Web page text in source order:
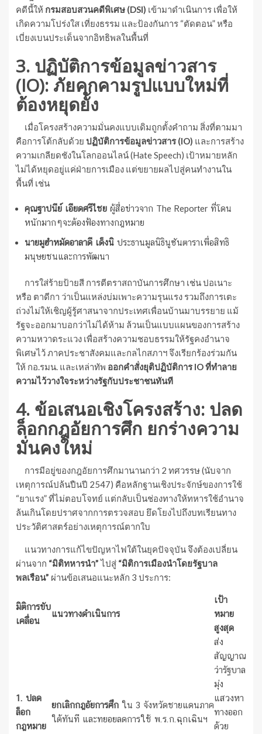
คดีนี้ให้ กรมสอบสวนคดีพิเศษ (DSI) เข้ามาดำเนินการ เพื่อให้
เกิดความโปร่งใส เที่ยงธรรม และป้องกันการ “ตัดตอน” หรือ
เบี่ยงเบนประเด็นจากอิทธิพลในพื้นที่
3. ปฏิบัติการข้อมูลข่าวสาร
(IO): ภัยคุกคามรูปแบบใหม่ที่
ต้องหยุดยั้ง
เมื่อโครงสร้างความมั่นคงแบบเดิมถูกตั้งคำถาม สิ่งที่ตามมา
คือการโต้กลับด้วย ปฏิบัติการข้อมูลข่าวสาร (IO) และการสร้าง
ความเกลียดชังในโลกออนไลน์ (Hate Speech) เป้าหมายหลัก
ไม่ได้หยุดอยู่แค่ฝ่ายการเมือง แต่ขยายผลไปสู่คนทำงานใน
พื้นที่ เช่น
คุณฐาปนีย์ เอียดศรีไชย ผู้สื่อข่าวจาก The Reporter ที่โดน
หนักมากๆจะต้องฟ้องทางกฎหมาย
นายมูฮำหมัดอาลาดี เด็งนิ ประธานมูลนิธินูซันตาราเพื่อสิทธิ
มนุษยชนและการพัฒนา
การใส่ร้ายป้ายสี การตีตราสถาบันการศึกษา เช่น ปอเนาะ
หรือ ตาดีกา ว่าเป็นแหล่งบ่มเพาะความรุนแรง รวมถึงการเตะ
ถ่วงไม่ให้เชิญผู้รู้ศาสนาจากประเทศเพื่อนบ้านมาบรรยาย แม้
รัฐจะออกมาบอกว่าไม่ได้ห้าม ล้วนเป็นแบบแผนของการสร้าง
ความหวาดระแวง เพื่อสร้างความชอบธรรมให้รัฐคงอำนาจ
พิเศษไว้ ภาคประชาสังคมและกลไกสภาฯ จึงเรียกร้องร่วมกัน
ให้ กอ.รมน. และเหล่าทัพ ออกคำสั่งยุติปฏิบัติการ IO ที่ทำลาย
ความไว้วางใจระหว่างรัฐกับประชาชนทันที
4. ข้อเสนอเชิงโครงสร้าง: ปลด
ล็อกกฎอัยการศึก ยกร่างความ
มั่นคงใหม่
การมีอยู่ของกฎอัยการศึกมานานกว่า 2 ทศวรรษ (นับจาก
เหตุการณ์ปล้นปืนปี 2547) คือหลักฐานเชิงประจักษ์ของการใช้
“ยาแรง” ที่ไม่ตอบโจทย์ แต่กลับเป็นช่องทางให้ทหารใช้อำนาจ
ล้นเกินโดยปราศจากการตรวจสอบ ยึดโยงไปถึงบทเรียนทาง
ประวัติศาสตร์อย่างเหตุการณ์ตากใบ
แนวทางการแก้ไขปัญหาไฟใต้ในยุคปัจจุบัน จึงต้องเปลี่ยน
ผ่านจาก “มิติทหารนำ”ไปสู่ “มิติการเมืองนำโดยรัฐบาล
พลเรือน” ผ่านข้อเสนอแนะหลัก 3 ประการ:
มิติการขับ
เคลื่อน
แนวทางดำเนินการ
เป้า
หมาย
สูงสุด
1. ปลด
ล็อก
กฎหมาย
ยกเลิกกฎอัยการศึก ใน 3 จังหวัดชายแดนภาค
ใต้ทันที และทยอยลดการใช้ พ.ร.ก.ฉุกเฉินฯ
ส่ง
สัญญาณ
ว่ารัฐบาล
มุ่ง
แสวงหา
ทางออก
ด้วย